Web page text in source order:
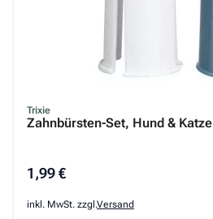
Trixie
Zahnbürsten-Set, Hund & Katze
1,99 €
inkl. MwSt. zzgl.Versand